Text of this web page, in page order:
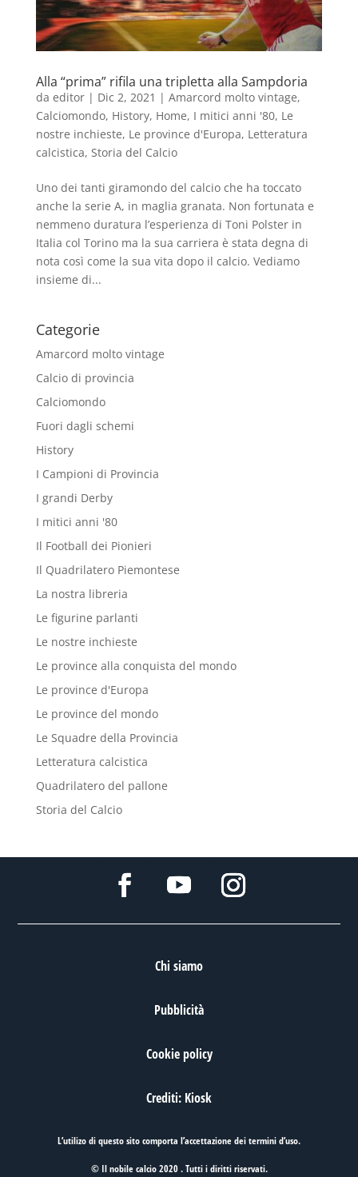
Alla “prima” rifila una tripletta alla Sampdoria
da editor| Dic 2, 2021 | Amarcord molto vintage,
Calciomondo, History, Home, I mitici anni '80, Le
nostre inchieste, Le province d'Europa, Letteratura
calcistica, Storia del Calcio
Uno dei tanti giramondo del calcio che ha toccato
anche la serie A, in maglia granata. Non fortunata e
nemmeno duratura l’esperienza di Toni Polster in
Italia col Torino ma la sua carriera è stata degna di
nota così come la sua vita dopo il calcio. Vediamo
insieme di...
Categorie
Amarcord molto vintage
Calcio di provincia
Calciomondo
Fuori dagli schemi
History
I Campioni di Provincia
I grandi Derby
I mitici anni '80
Il Football dei Pionieri
Il Quadrilatero Piemontese
La nostra libreria
Le figurine parlanti
Le nostre inchieste
Le province alla conquista del mondo
Le province d'Europa
Le province del mondo
Le Squadre della Provincia
Letteratura calcistica
Quadrilatero del pallone
Storia del Calcio
Chi siamo
Pubblicità
Cookie policy
Crediti: Kiosk
L’utilizo di questo sito comporta l’accettazione deitermini d’uso.
© Il nobile calcio 2020 . Tutti i diritti riservati.